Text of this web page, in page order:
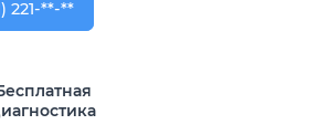
60-39
221-**-**